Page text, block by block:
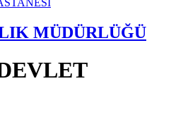
MÜDÜRLÜĞÜ